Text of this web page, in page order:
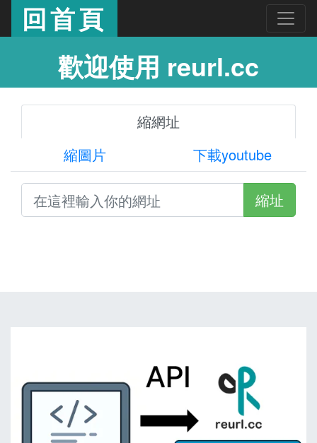
回首頁
歡迎使用 reurl.cc
縮網址
縮圖片
下載youtube
縮址